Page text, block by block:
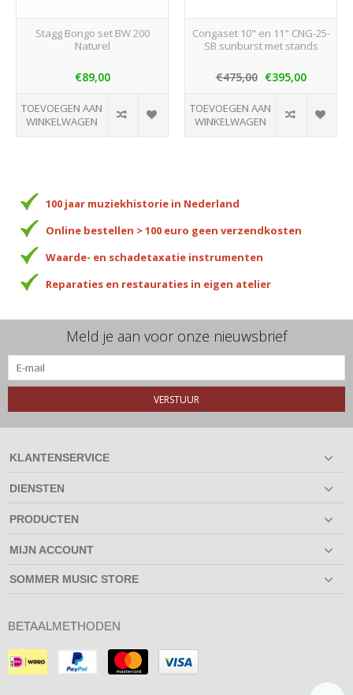
Stagg Bongo set BW 200
Naturel
€89,00
TOEVOEGEN AAN
WINKELWAGEN
Congaset 10" en 11" CNG-25-
SB sunburst met stands
€475,00 €395,00
TOEVOEGEN AAN
WINKELWAGEN
100 jaar muziekhistorie in Nederland
Online bestellen > 100 euro geen verzendkosten
Waarde- en schadetaxatie instrumenten
Reparaties en restauraties in eigen atelier
Meld je aan voor onze nieuwsbrief
VERSTUUR
KLANTENSERVICE
DIENSTEN
PRODUCTEN
MIJN ACCOUNT
SOMMER MUSIC STORE
BETAALMETHODEN